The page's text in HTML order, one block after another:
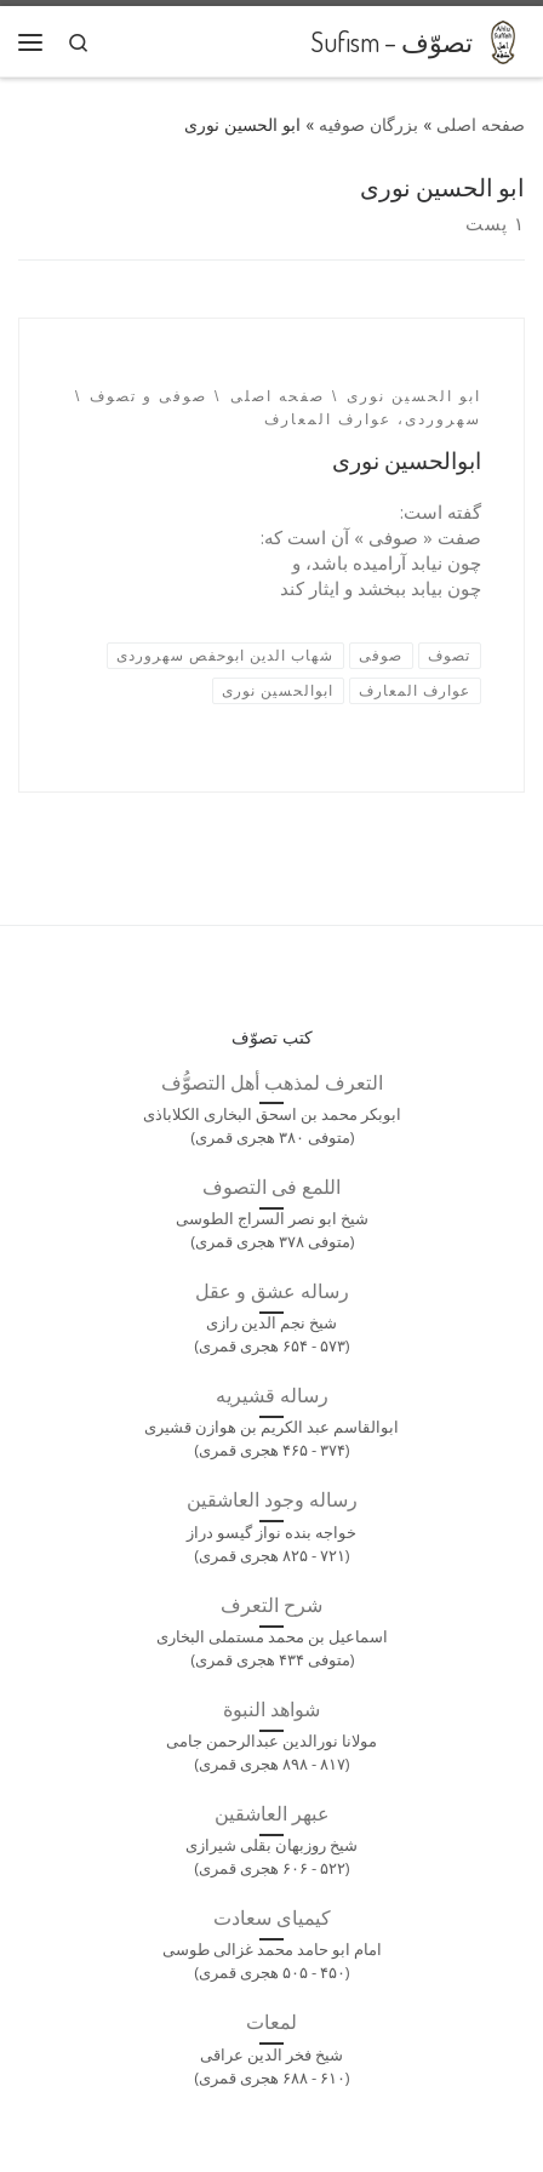
پرش به محتوا تصوّف – Sufism
Search
» بزرگان صوفیه » ابو الحسین نوری
ابو الحسین نوری
۱ پست
ابو الحسین نوری صفحه اصلی
صوفی و تصوف
سهروردی، عوارف المعارف
ابوالحسین نوری
گفته است:
صفت « صوفی » آن است که:
چون نیابد آرامیده باشد، و
چون بیابد ببخشد و ایثار کند
تصوف صوفی شهاب الدین ابوحفص سهروردی
عوارف المعارف ابوالحسین نوری
کتب تصوّف
التعرف لمذهب أهل التصوُّف
ابوبکر محمد بن اسحق البخاری الکلاباذی
(متوفی ۳۸۰ هجری قمری)
اللمع فی التصوف
شیخ ابو نصر السراج الطوسی
(متوفی ۳۷۸ هجری قمری)
رساله عشق و عقل
شیخ نجم الدین رازی
(۵۷۳ - ۶۵۴ هجری قمری)
رساله قشیریه
ابوالقاسم عبد الکریم بن هوازن قشیری
(۳۷۴ - ۴۶۵ هجری قمری)
رساله وجود العاشقین
خواجه بنده نواز گیسو دراز
(۷۲۱ - ۸۲۵ هجری قمری)
شرح التعرف
اسماعیل بن محمد مستملی البخاری
(متوفی ۴۳۴ هجری قمری)
شواهد النبوة
مولانا نورالدین عبدالرحمن جامی
(۸۱۷ - ۸۹۸ هجری قمری)
عبهر العاشقین
شیخ روزبهان بقلی شیرازی
(۵۲۲ - ۶۰۶ هجری قمری)
کیمیای سعادت
امام ابو حامد محمد غزالی طوسی
(۴۵۰ - ۵۰۵ هجری قمری)
لمعات
شیخ فخر الدین عراقی
(۶۱۰ - ۶۸۸ هجری قمری)